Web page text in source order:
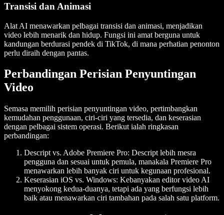
Transisi dan Animasi
Alat AI menawarkan pelbagai transisi dan animasi, menjadikan
video lebih menarik dan hidup. Fungsi ini amat berguna untuk
kandungan berdurasi pendek di TikTok, di mana perhatian penonton
perlu diraih dengan pantas.
Perbandingan Perisian Penyuntingan
Video
Semasa memilih perisian penyuntingan video, pertimbangkan
kemudahan penggunaan, ciri-ciri yang tersedia, dan keserasian
dengan pelbagai sistem operasi. Berikut ialah ringkasan
perbandingan:
Descript vs. Adobe Premiere Pro: Descript lebih mesra
pengguna dan sesuai untuk pemula, manakala Premiere Pro
menawarkan lebih banyak ciri untuk kegunaan profesional.
Keserasian iOS vs. Windows: Kebanyakan editor video AI
menyokong kedua-duanya, tetapi ada yang berfungsi lebih
baik atau menawarkan ciri tambahan pada salah satu platform.